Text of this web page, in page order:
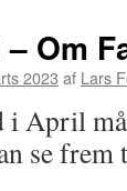
– Om
2023 af Lars
i April
se frem